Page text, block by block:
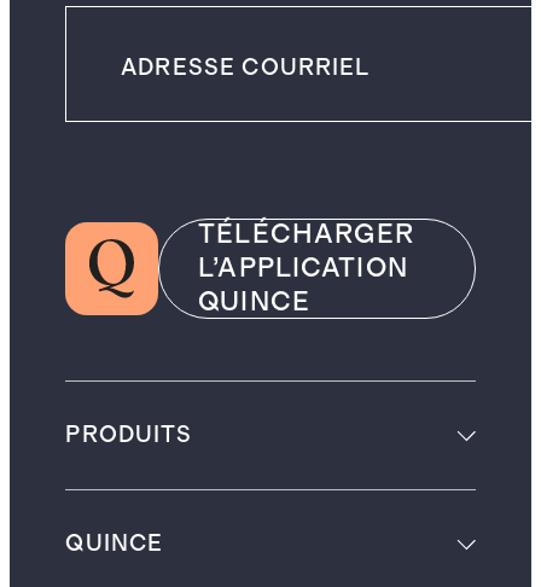
TÉLÉCHARGER
L’APPLICATION
QUINCE
PRODUITS
QUINCE